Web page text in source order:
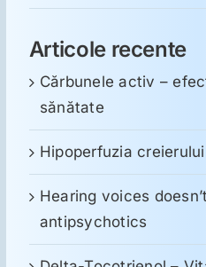
Articole recente
Cărbunele activ –
sănătate
Hipoperfuzia
Hearing voices
antipsychotics